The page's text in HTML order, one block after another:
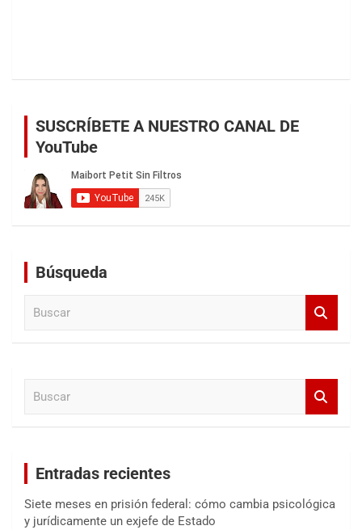
SUSCRÍBETE A NUESTRO CANAL DE
YouTube
Búsqueda
Entradas recientes
Siete meses en prisión federal: cómo cambia psicológica
y jurídicamente un exjefe de Estado